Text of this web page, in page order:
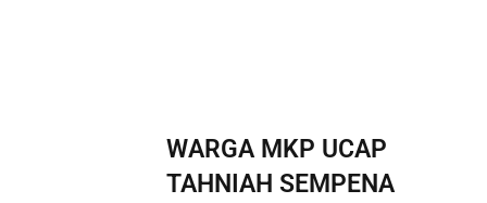
WARGA MKP UCAP
TAHNIAH SEMPENA